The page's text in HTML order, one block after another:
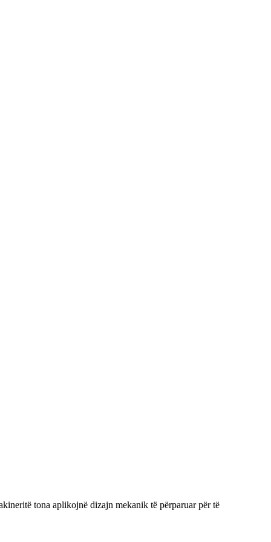
tona aplikojnë dizajn mekanik të përparuar për të